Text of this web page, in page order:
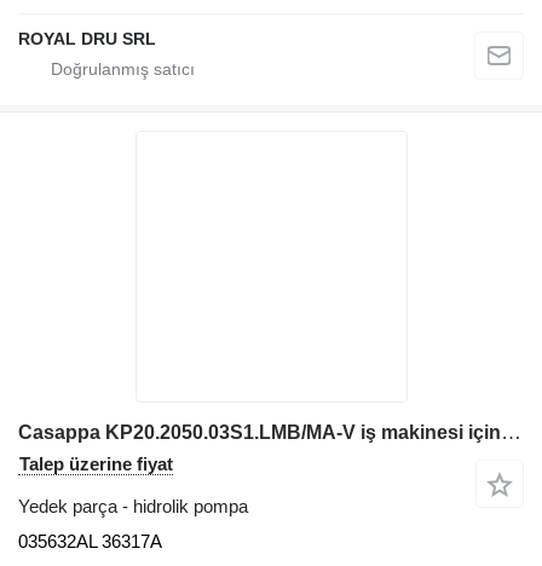
ROYAL DRU SRL
Casappa KP20.2050.03S1.LMB/MA-V iş makinesi için Hidrolik Pompa 035632AL 36317A
Talep üzerine fiyat
Yedek parça - hidrolik pompa
035632AL 36317A